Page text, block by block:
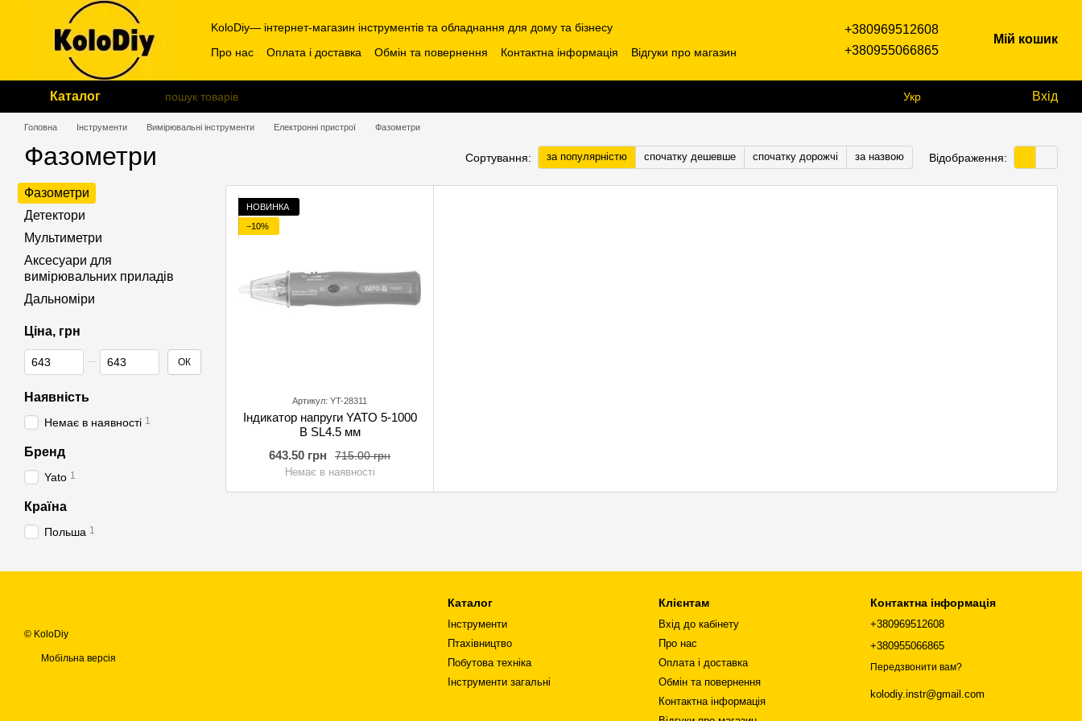
Перейти до основного контенту
KoloDiy— інтернет-магазин інструментів та обладнання для дому та бізнесу
Про нас
Оплата і доставка Обмін та повернення Контактна інформація Відгуки про магазин
+380969512608
+380955066865
Мій кошик
Каталог Укр Вхід
Головна Інструменти Вимірювальні інструменти Електронні пристрої Фазометри
Фазометри Сортування: за популярністю спочатку дешевше спочатку дорожчі за назвою Відображення:
НОВИНКА
−10%
Артикул: YT-28311
Індикатор напруги YATO 5-1000
В SL4.5 мм
715.00 грн
643.50 грн
Немає в наявності
Фазометри
Детектори
Мультиметри
Аксесуари для
вимірювальних приладів
Дальноміри
Ціна, грн
Від Ціна, грн
До Ціна, грн ОК
Наявність
Немає в наявності 1
Бренд
Yato 1
Країна
Польша 1
© KoloDiy
Мобільна версія
Каталог
Інструменти
Птахівництво
Побутова техніка
Інструменти загальні
Клієнтам
Вхід до кабінету
Про нас
Оплата і доставка
Обмін та повернення
Контактна інформація
Контактна інформація
+380969512608
+380955066865
Передзвонити вам?
kolodiy.instr@gmail.com